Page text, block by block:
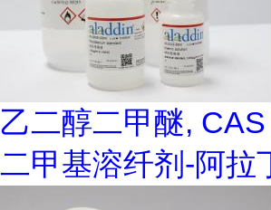
乙二醇二甲醚,
二甲基溶纤剂-阿拉